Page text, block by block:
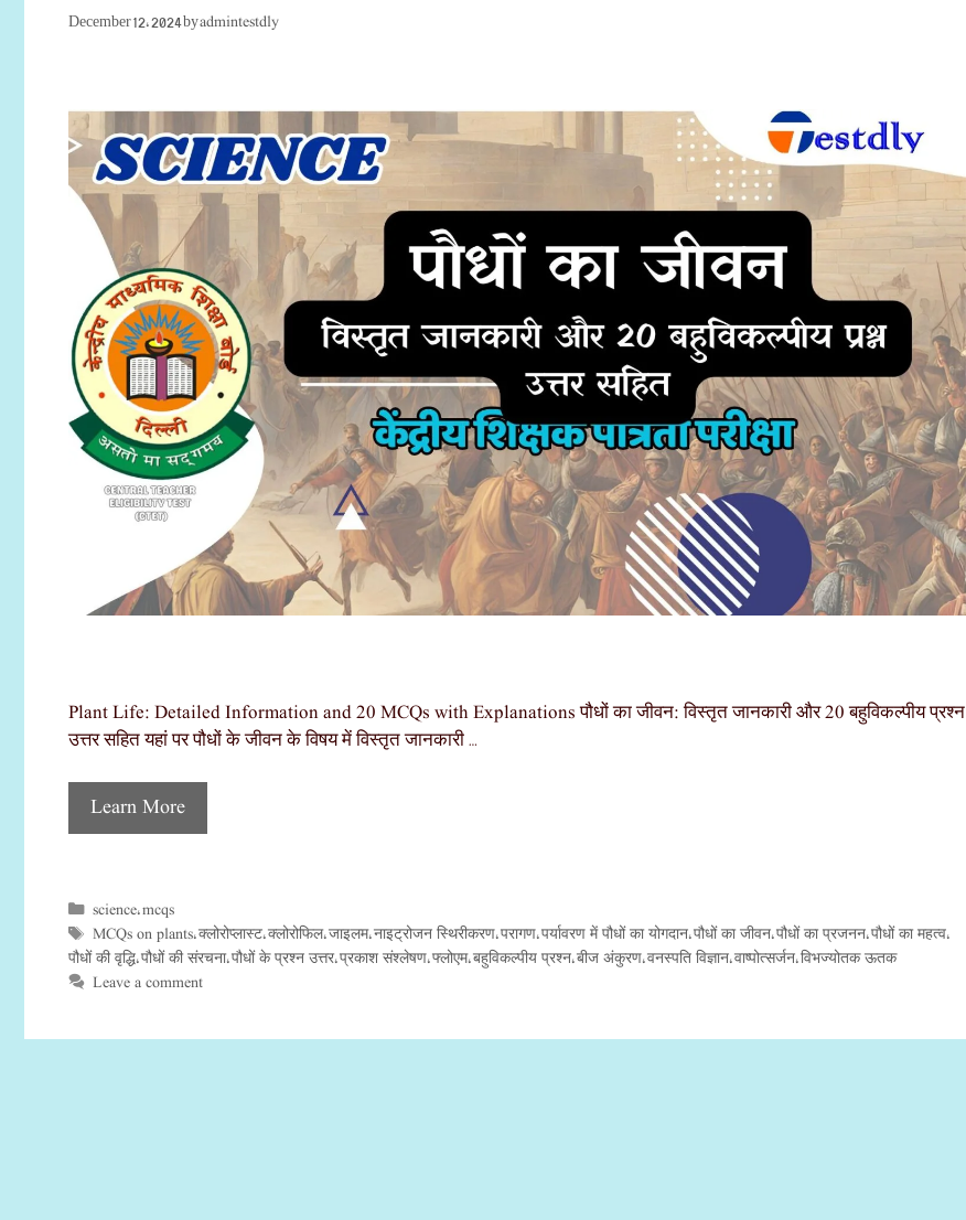
December 12, 2024 byadmintestdly
Plant Life: Detailed Information and 20 MCQs with Explanations पौधों का जीवन: विस्तृत जानकारी और 20 बहुविकल्पीय प्रश्न
उत्तर सहित यहां पर पौधों के जीवन के विषय में विस्तृत जानकारी …
Learn More
Categories
science, mcqs
Tags
MCQs on plants, क्लोरोप्लास्ट, क्लोरोफिल, जाइलम, नाइट्रोजन स्थिरीकरण, परागण, पर्यावरण में पौधों का योगदान, पौधों का जीवन, पौधों का प्रजनन, पौधों का महत्व,
पौधों की वृद्धि, पौधों की संरचना, पौधों के प्रश्न उत्तर, प्रकाश संश्लेषण, फ्लोएम, बहुविकल्पीय प्रश्न, बीज अंकुरण, वनस्पति विज्ञान, वाष्पोत्सर्जन, विभज्योतक ऊतक
Leave a comment